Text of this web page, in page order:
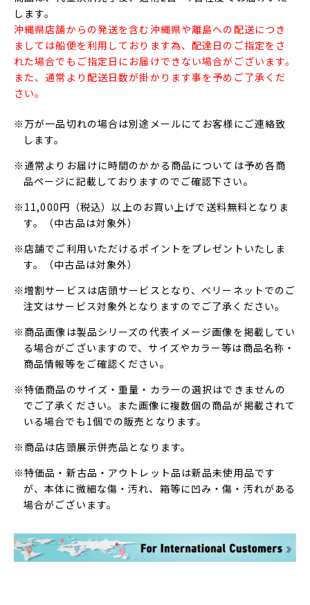
します。
沖縄県店舗からの発送を含む沖縄県や離島への配送につき
ましては船便を利用しております為、配達日のご指定をさ
れた場合でもご指定日にお届けできない場合がございます。
また、通常より配送日数が掛かります事を予めご了承くだ
さい。
※万が一品切れの場合は別途メールにてお客様にご連絡致
します。
※通常よりお届けに時間のかかる商品については予め各商
品ページに記載しておりますのでご確認下さい。
※11,000円（税込）以上のお買い上げで送料無料となりま
す。（中古品は対象外）
※店舗でご利用いただけるポイントをプレゼントいたしま
す。（中古品は対象外）
※増割サービスは店頭サービスとなり、ベリーネットでのご
注文はサービス対象外となりますのでご了承ください。
※商品画像は製品シリーズの代表イメージ画像を掲載してい
る場合がございますので、サイズやカラー等は商品名称・
商品情報等をご確認ください。
※特価商品のサイズ・重量・カラーの選択はできませんの
でご了承ください。また画像に複数個の商品が掲載されて
いる場合でも1個での販売となります。
※商品は店頭展示併売品となります。
※特価品・新古品・アウトレット品は新品未使用品です
が、本体に微細な傷・汚れ、箱等に凹み・傷・汚れがある
場合がございます。